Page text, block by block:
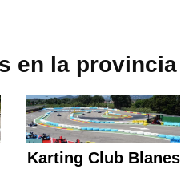
en la provincia
Karting Club Blanes